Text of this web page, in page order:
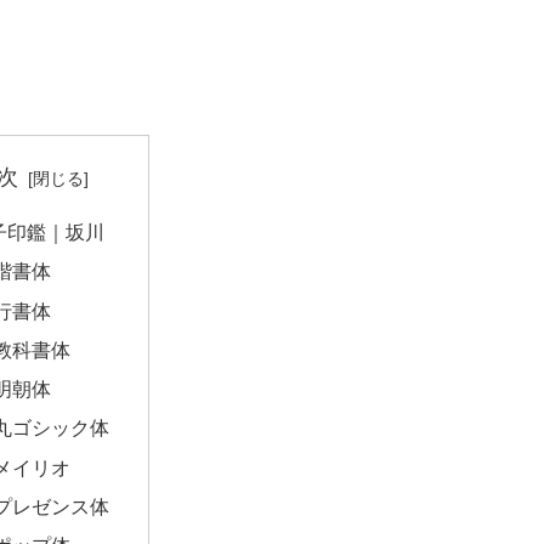
印鑑｜坂川
書体
書体
科書体
朝体
ゴシック体
イリオ
レゼンス体